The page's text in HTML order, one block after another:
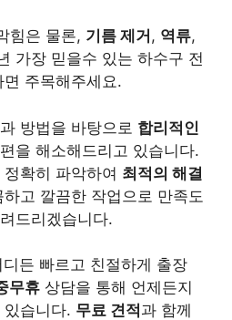
힘은 물론, 기름 제거 , 역류,
가장 믿을수 있는 하수구 전
주목해주세요.
방법을 바탕으로 합리적인
을 해소해드리고 있습니다.
확히 파악하여 최적의 해결
고 깔끔한 작업으로 만족도
드리겠습니다.
디든 빠르고 친절하게 출장
무휴 상담을 통해 언제든지
습니다. 무료 견적 과 함께